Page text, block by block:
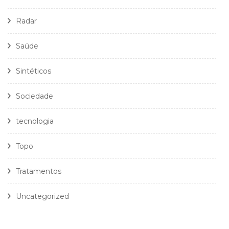
Radar
Saúde
Sintéticos
Sociedade
tecnologia
Topo
Tratamentos
Uncategorized